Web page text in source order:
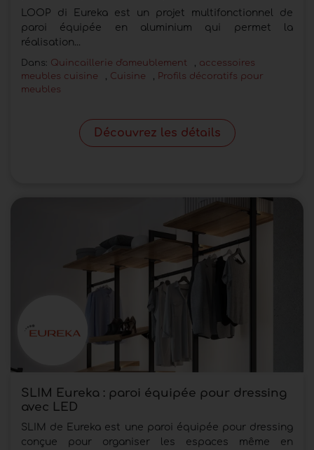
LOOP di Eureka est un projet multifonctionnel de
paroi équipée en aluminium qui permet la
réalisation...
Dans: Quincaillerie d'ameublement
accessoires
meubles cuisine
Cuisine
Profils décoratifs pour
meubles
Découvrez les détails
SLIM Eureka : paroi équipée pour dressing
avec LED
SLIM de Eureka est une paroi équipée pour dressing
conçue pour organiser les espaces même en